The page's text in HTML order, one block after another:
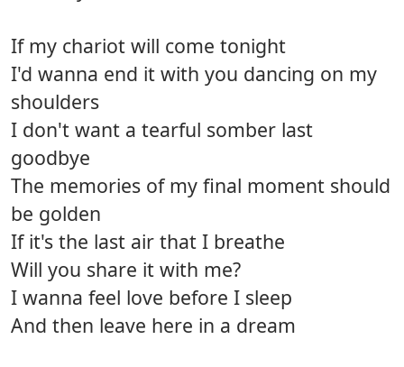
If my chariot will come tonight
I'd wanna end it with you dancing on my
shoulders
I don't want a tearful somber last
goodbye
The memories of my final moment should
be golden
If it's the last air that I breathe
Will you share it with me?
I wanna feel love before I sleep
And then leave here in a dream